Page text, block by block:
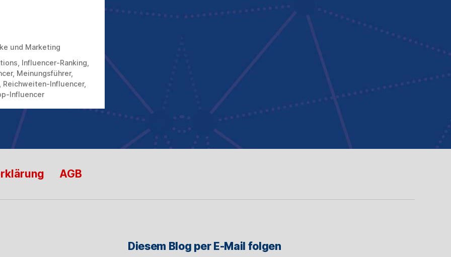
und Marketing
Influencer-Ranking
, Meinungsführer,
Reichweiten-Influencer,
Influencer
AGB
Diesem Blog per E-Mail folgen